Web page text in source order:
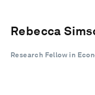
Rebecca
Research Fellow in